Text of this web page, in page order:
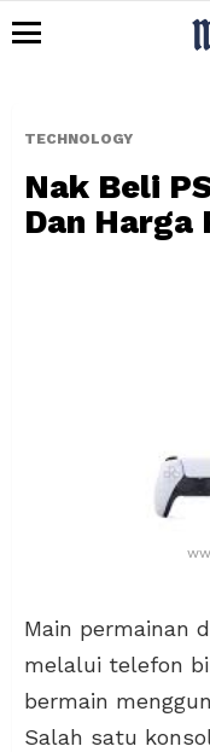
TECHNOLOGY
Nak Beli
Dan Harga
Main permainan
melalui telefon
bermain
Salah satu